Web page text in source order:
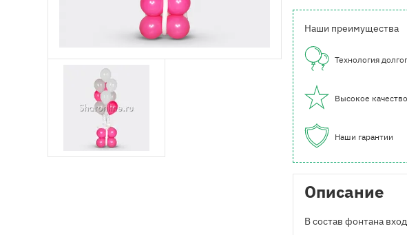
Наши преимущества
Технология
Высокое качество
Наши гарантии
Описание
В состав фонтана